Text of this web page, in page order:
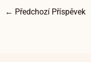
← Předchozí Příspěvek